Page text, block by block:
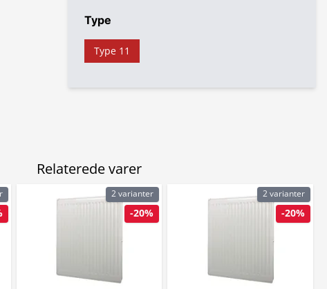
Type
Type 11
Relaterede varer
2 varianter
-20%
2 varianter
-20%